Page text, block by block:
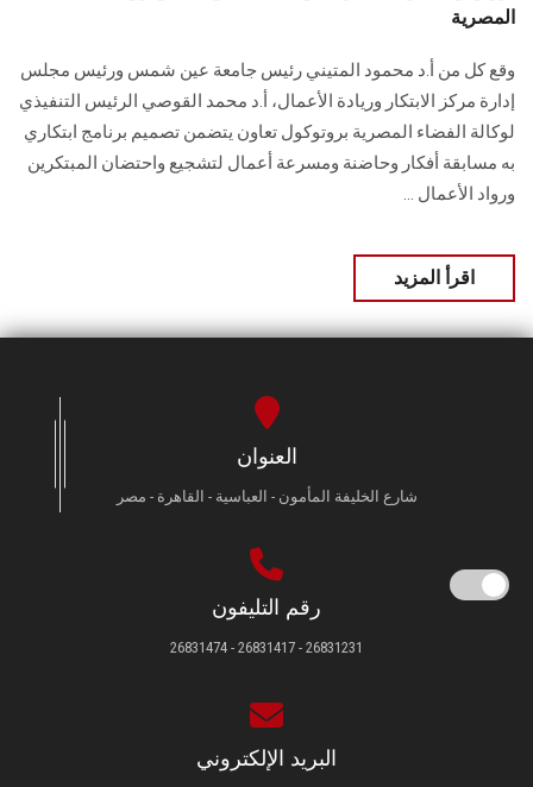
المصرية
وقع كل من أ.د محمود المتيني رئيس جامعة عين شمس ورئيس مجلس
إدارة مركز الابتكار وريادة الأعمال، أ.د محمد القوصي الرئيس التنفيذي
لوكالة الفضاء المصرية بروتوكول تعاون يتضمن تصميم برنامج ابتكاري
به مسابقة أفكار وحاضنة ومسرعة أعمال لتشجيع واحتضان المبتكرين
ورواد الأعمال ...
اقرأ المزيد
العنوان
شارع الخليفة المأمون - العباسية - القاهرة - مصر
رقم التليفون
26831231 - 26831417 - 26831474
البريد الإلكتروني